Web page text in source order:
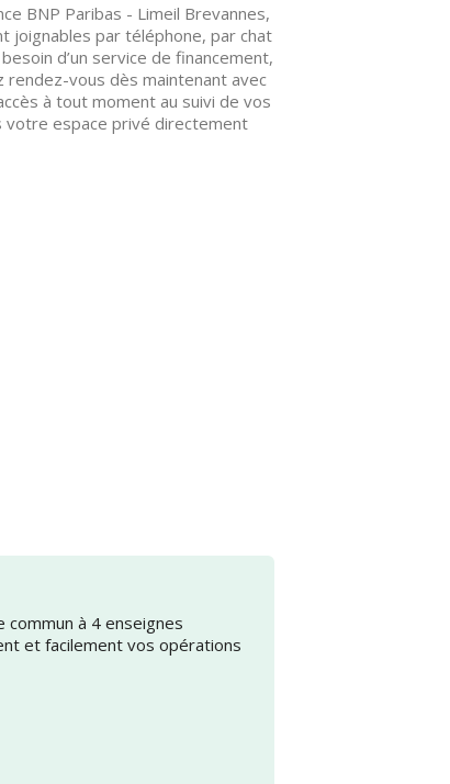
BNP Paribas - Limeil Brevannes,
joignables par téléphone, par chat
d’un service de financement,
rendez-vous dès maintenant avec
à tout moment au suivi de vos
votre espace privé directement
commun à 4 enseignes
et facilement vos opérations